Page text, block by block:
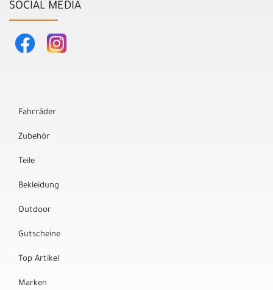
SOCIAL MEDIA
Fahrräder
Zubehör
Teile
Bekleidung
Outdoor
Gutscheine
Top Artikel
Marken